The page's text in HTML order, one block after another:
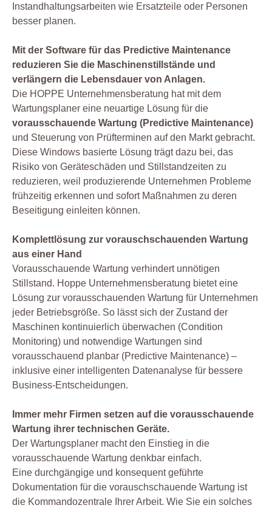
Instandhaltungsarbeiten wie Ersatzteile oder Personen
besser planen.
Mit der Software für das Predictive Maintenance
reduzieren Sie die Maschinenstillstände und
verlängern die Lebensdauer von Anlagen.
Die HOPPE Unternehmensberatung hat mit dem
Wartungsplaner eine neuartige Lösung für die
vorausschauende Wartung (Predictive Maintenance)
und Steuerung von Prüfterminen auf den Markt gebracht.
Diese Windows basierte Lösung trägt dazu bei, das
Risiko von Geräteschäden und Stillstandzeiten zu
reduzieren, weil produzierende Unternehmen Probleme
frühzeitig erkennen und sofort Maßnahmen zu deren
Beseitigung einleiten können.
Komplettlösung zur vorauschschauenden Wartung
aus einer Hand
Vorausschauende Wartung verhindert unnötigen
Stillstand. Hoppe Unternehmensberatung bietet eine
Lösung zur vorausschauenden Wartung für Unternehmen
jeder Betriebsgröße. So lässt sich der Zustand der
Maschinen kontinuierlich überwachen (Condition
Monitoring) und notwendige Wartungen sind
vorausschauend planbar (Predictive Maintenance) –
inklusive einer intelligenten Datenanalyse für bessere
Business-Entscheidungen.
Immer mehr Firmen setzen auf die vorausschauende
Wartung ihrer technischen Geräte.
Der Wartungsplaner macht den Einstieg in die
vorausschauende Wartung denkbar einfach.
Eine durchgängige und konsequent geführte
Dokumentation für die vorauschschauende Wartung ist
die Kommandozentrale Ihrer Arbeit. Wie Sie ein solches